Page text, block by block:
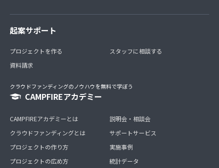
起案サポート
プロジェクトを作る
資料請求
スタッフに相談する
クラウドファンディングのノウハウを無料で学ぼう
CAMPFIREアカデミー
CAMPFIREアカデミーとは
クラウドファンディングとは
プロジェクトの作り方
プロジェクトの広め方
説明会・相談会
サポートサービス
実施事例
統計データ